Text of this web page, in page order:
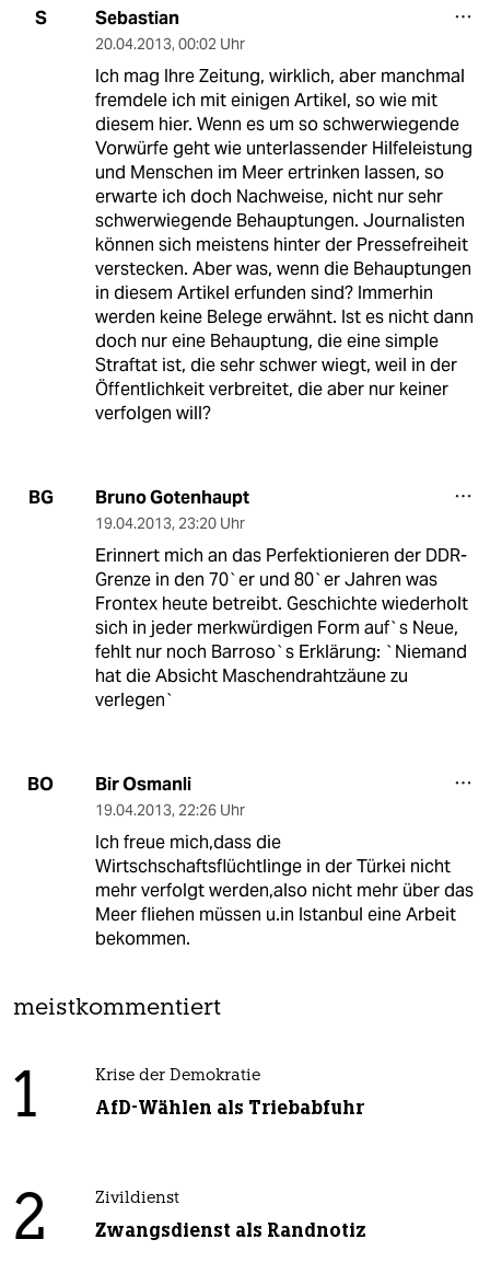
S Sebastian
20.04.2013, 00:02 Uhr
Ich mag Ihre Zeitung, wirklich, aber manchmal
fremdele ich mit einigen Artikel, so wie mit
diesem hier. Wenn es um so schwerwiegende
Vorwürfe geht wie unterlassender Hilfeleistung
und Menschen im Meer ertrinken lassen, so
erwarte ich doch Nachweise, nicht nur sehr
schwerwiegende Behauptungen. Journalisten
können sich meistens hinter der Pressefreiheit
verstecken. Aber was, wenn die Behauptungen
in diesem Artikel erfunden sind? Immerhin
werden keine Belege erwähnt. Ist es nicht dann
doch nur eine Behauptung, die eine simple
Straftat ist, die sehr schwer wiegt, weil in der
Öffentlichkeit verbreitet, die aber nur keiner
verfolgen will?
BG Bruno Gotenhaupt
19.04.2013, 23:20 Uhr
Erinnert mich an das Perfektionieren der DDR-
Grenze in den 70`er und 80`er Jahren was
Frontex heute betreibt. Geschichte wiederholt
sich in jeder merkwürdigen Form auf`s Neue,
fehlt nur noch Barroso`s Erklärung: `Niemand
hat die Absicht Maschendrahtzäune zu
verlegen`
BO Bir Osmanli
19.04.2013, 22:26 Uhr
Ich freue mich,dass die
Wirtschschaftsflüchtlinge in der Türkei nicht
mehr verfolgt werden,also nicht mehr über das
Meer fliehen müssen u.in Istanbul eine Arbeit
bekommen.
meistkommentiert
1 Krise der Demokratie
AfD-Wählen als Triebabfuhr
2 Zivildienst
Zwangsdienst als Randnotiz